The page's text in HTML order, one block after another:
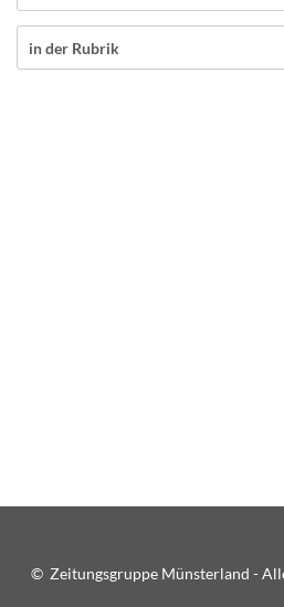
in der Rubrik
© Zeitungsgruppe Münsterland -